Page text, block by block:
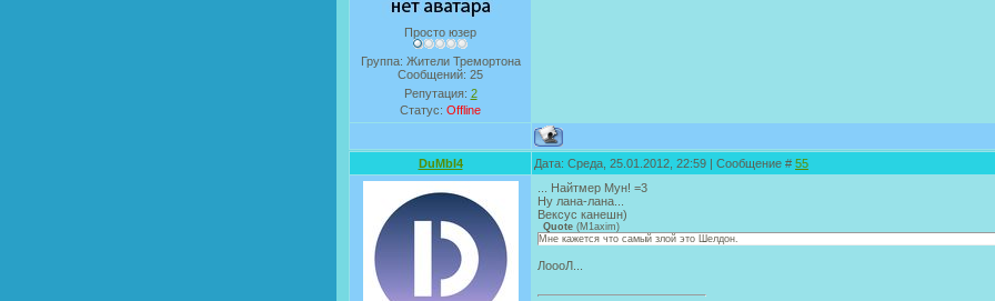
Просто юзер
Группа: Жители Тремортона
Сообщений: 25
Репутация: 2
Статус: Offline
DuMbI4 Дата: Среда, 25.01.2012, 22:59 | Сообщение # 55
... Найтмер Мун! =3
Ну лана-лана...
Вексус канешн)
Quote (M1axim)
Мне кажется что самый злой это Шелдон.
ЛоооЛ...